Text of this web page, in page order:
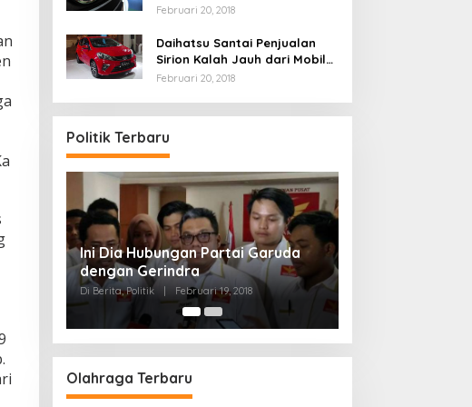
Februari 20, 2018
Daihatsu Santai Penjualan
Sirion Kalah Jauh dari Mobil
LCGC
Februari 20, 2018
Politik Terbaru
Strategi PPP Menangkan Duet
Ganjar dan Gus Yasin
Di Berita, Politik Februari 19, 2018
Olahraga Terbaru